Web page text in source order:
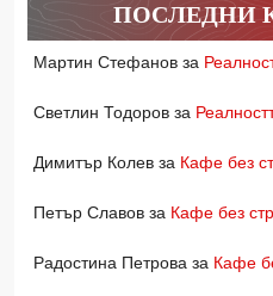
ПОСЛЕДНИ
Мартин Стефанов за
Светлин Тодоров за
Димитър Колев за Кафе без
Петър Славов за Кафе без
Радостина Петрова за Кафе